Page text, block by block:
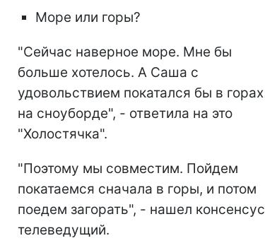
Море или горы?
"Сейчас наверное море. Мне бы
больше хотелось. А Саша с
удовольствием покатался бы в горах
на сноуборде", - ответила на это
"Холостячка".
"Поэтому мы совместим. Пойдем
покатаемся сначала в горы, и потом
поедем загорать", - нашел консенсус
телеведущий.